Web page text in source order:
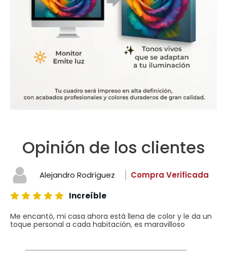
Opinión de los clientes
Alejandro Rodríguez
Compra Verificada
Increíble
Me encantó, mi casa ahora está llena de color y le da un
toque personal a cada habitación, es maravilloso